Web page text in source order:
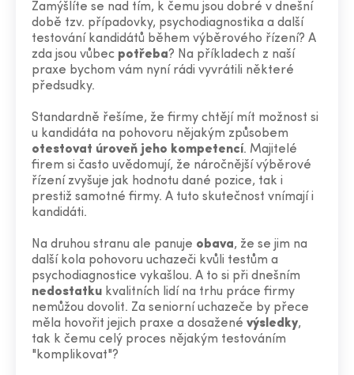
Kontakt
Zamýšlíte se nad tím, k čemu jsou dobré v dnešní
době tzv. případovky, psychodiagnostika a další
testování kandidátů během výběrového řízení? A
zda jsou vůbec potřeba? Na příkladech z naší
praxe bychom vám nyní rádi vyvrátili některé
předsudky.
Standardně řešíme, že firmy chtějí mít možnost si
u kandidáta na pohovoru nějakým způsobem
otestovat úroveň jeho kompetencí. Majitelé
firem si často uvědomují, že náročnější výběrové
řízení zvyšuje jak hodnotu dané pozice, tak i
prestiž samotné firmy. A tuto skutečnost vnímají i
kandidáti.
Na druhou stranu ale panuje obava, že se jim na
další kola pohovoru uchazeči kvůli testům a
psychodiagnostice vykašlou. A to si při dnešním
nedostatku kvalitních lidí na trhu práce firmy
nemůžou dovolit. Za seniorní uchazeče by přece
měla hovořit jejich praxe a dosažené výsledky,
tak k čemu celý proces nějakým testováním
"komplikovat"?